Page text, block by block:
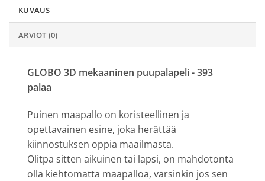
KUVAUS
ARVIOT (0)
GLOBO 3D mekaaninen puupalapeli - 393
palaa
Puinen maapallo on koristeellinen ja
opettavainen esine, joka herättää
kiinnostuksen oppia maailmasta.
Olitpa sitten aikuinen tai lapsi, on mahdotonta
olla kiehtomatta maapalloa, varsinkin jos sen